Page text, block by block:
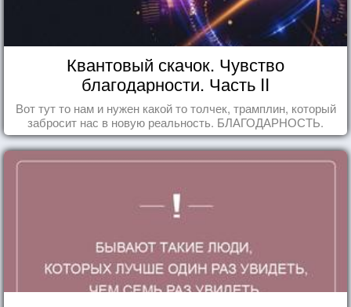
Квантовый скачок. Чувство
благодарности. Часть II
Вот тут то нам и нужен какой то толчек, трамплин, который
забросит нас в новую реальность. БЛАГОДАРНОСТЬ.